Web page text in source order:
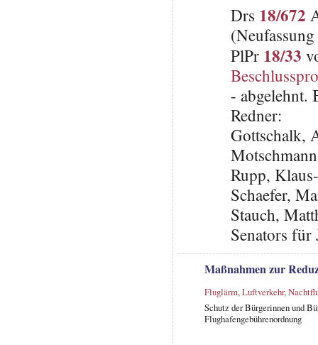
Drs 18/672
PlPr 18/33
- abgelehnt.
Redner:
Gottschalk,
Rupp,
Schaefer,
Stauch,
Senators für
Maßnahmen zur
Fluglärm,Luftverkehr,
Schutz der Bürgerinnen und
Flughafengebührenordnung